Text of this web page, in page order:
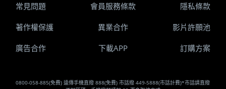
0800-058-885(免費) 遠傳手機直撥 888(免費) 市話撥 449-5888(市話計費)*市話請直撥
常見問題 會員服務條款 隱私條款
著作權保護 異業合作 影片許願池
廣告合作 下載APP 訂購方案